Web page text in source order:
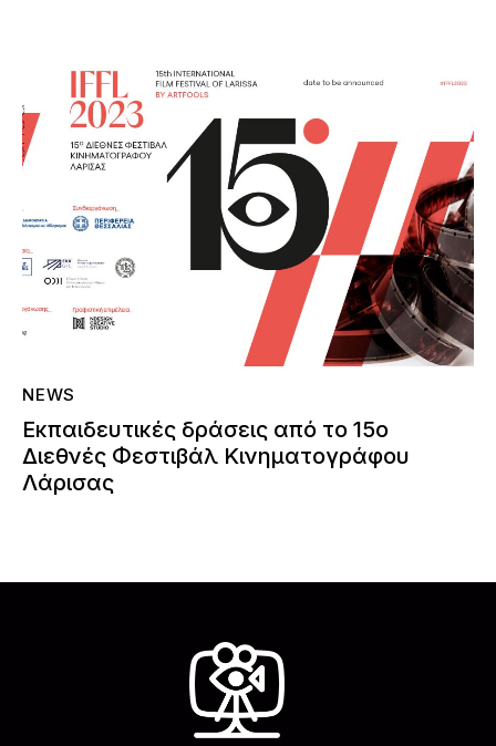
NEWS
Εκπαιδευτικές δράσεις από το 15ο
Διεθνές Φεστιβάλ Κινηματογράφου
Λάρισας